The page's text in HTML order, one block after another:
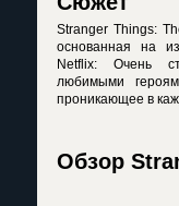
Stranger Things:
основанная на
Netflix: Очень
любимыми
проникающее в
Обзор